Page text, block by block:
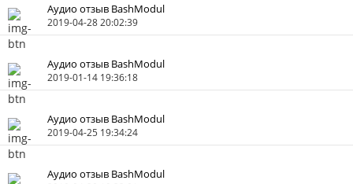
Аудио отзыв BashModul
2019-04-28 20:02:39
Аудио отзыв BashModul
2019-01-14 19:36:18
Аудио отзыв BashModul
2019-04-25 19:34:24
Аудио отзыв BashModul